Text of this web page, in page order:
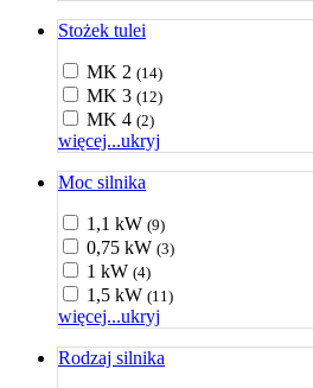
Stożek tulei
MK 2 (14)
MK 3 (12)
MK 4 (2)
więcej...ukryj
Moc silnika
1,1 kW (9)
0,75 kW (3)
1 kW (4)
1,5 kW (11)
więcej...ukryj
Rodzaj silnika